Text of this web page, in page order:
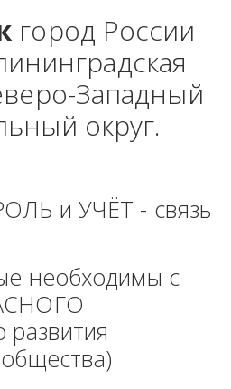
город России
Западный
округ.
и УЧЁТ - связь
необходимы с
развития